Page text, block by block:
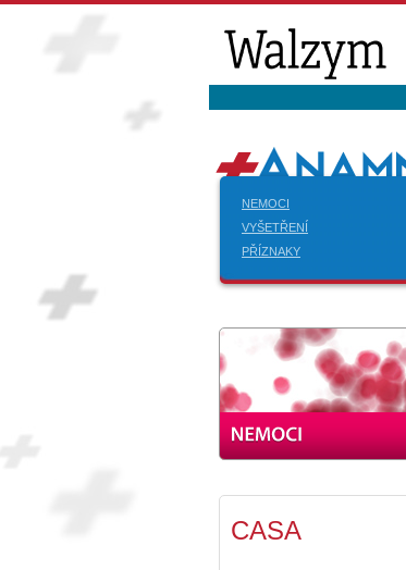
NEMOCI
VYŠETŘENÍ
PŘÍZNAKY
CASA